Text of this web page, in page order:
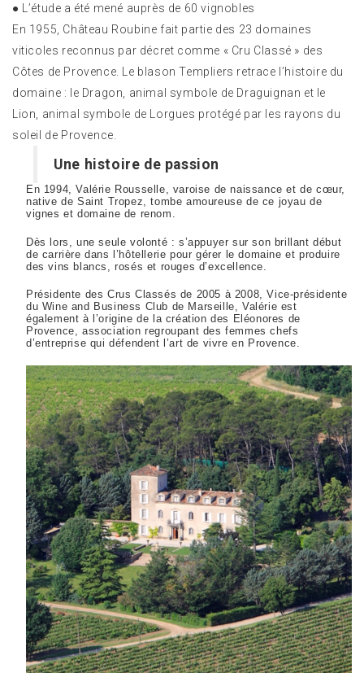
● L’étude a été mené auprès de 60 vignobles
En 1955, Château Roubine fait partie des 23 domaines
viticoles reconnus par décret comme « Cru Classé » des
Côtes de Provence. Le blason Templiers retrace l’histoire du
domaine : le Dragon, animal symbole de Draguignan et le
Lion, animal symbole de Lorgues protégé par les rayons du
soleil de Provence.
Une histoire de passion
En 1994, Valérie Rousselle, varoise de naissance et de cœur,
native de Saint Tropez, tombe amoureuse de ce joyau de
vignes et domaine de renom.
Dès lors, une seule volonté : s’appuyer sur son brillant début
de carrière dans l’hôtellerie pour gérer le domaine et produire
des vins blancs, rosés et rouges d’excellence.
Présidente des Crus Classés de 2005 à 2008, Vice-présidente
du Wine and Business Club de Marseille, Valérie est
également à l’origine de la création des Eléonores de
Provence, association regroupant des femmes chefs
d’entreprise qui défendent l’art de vivre en Provence.